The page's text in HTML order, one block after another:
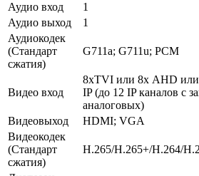
Аудио вход
1
Аудио выход
1
Аудиокодек
(Стандарт
сжатия)
G711a; G711u; PCM
Видео вход
8xTVI или 8х AHD
IP (до 12 IP каналов с
аналоговых)
Видеовыход
HDMI; VGA
Видеокодек
(Стандарт
сжатия)
H.265/H.265+/H.264/